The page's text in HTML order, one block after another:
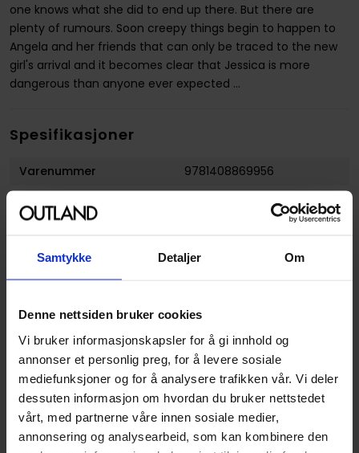
Samtykke Detaljer Om
Denne nettsiden bruker cookies
Vi bruker informasjonskapsler for å gi innhold og
annonser et personlig preg, for å levere sosiale
mediefunksjoner og for å analysere trafikken vår. Vi deler
dessuten informasjon om hvordan du bruker nettstedet
vårt, med partnerne våre innen sosiale medier,
annonsering og analysearbeid, som kan kombinere den
one knows what she did to end up there. But there are
plenty of rumours. Soon creepy things begin to happen to
Angela and her friends that can only be traced to the new
girl's arrival and it becomes clear that Jessica is more
dangerous than anyone ever expected ...
Spesifikasjoner
Varenummer
9781408869956
Format
Paperback
Serie
Forfattere
Danielle Rollins
Genre
Thriller
Antall Sider
352
Utgiver
Bloomsbury
Lanseringsdato
(dd.mm.yyyy)
07.07.2016